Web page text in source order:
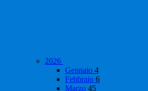
2026
Gennaio 4
Febbraio 6
Marzo 45